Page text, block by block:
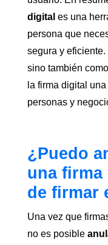
digital es una
persona que
segura y
sino también
la firma digital
personas y
¿Puedo
una
de firmar
Una vez que
no es posible